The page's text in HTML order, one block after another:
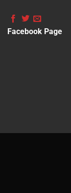
Facebook Page